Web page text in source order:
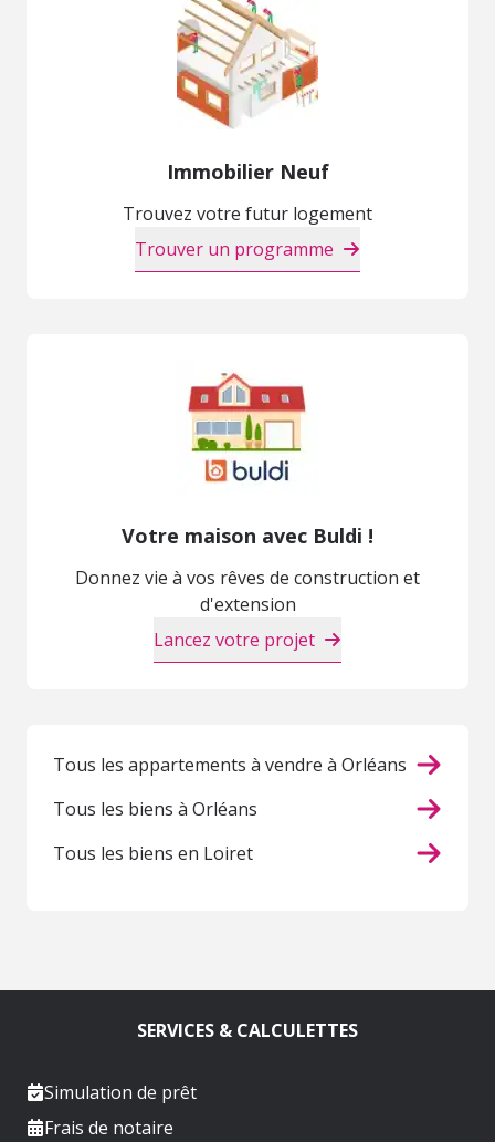
Immobilier Neuf
Trouvez votre futur logement
Trouver un programme
Votre maison avec Buldi !
Donnez vie à vos rêves de construction et
d'extension
Lancez votre projet
Tous les appartements à vendre à Orléans
Tous les biens à Orléans
Tous les biens en Loiret
SERVICES & CALCULETTES
Simulation de prêt
Frais de notaire